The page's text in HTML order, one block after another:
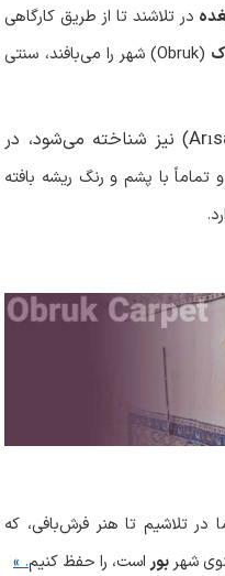
در تلاشند تا از طریق کارگاهی
(
Obruk) شهر را می‌بافند، سنتی
) نیز شناخته می‌شود، در
با پشم و رنگ ریشه بافته
.
در تلاشیم تا هنر فرش‌بافی، که
شهر بور است، را حفظ کنیم. »